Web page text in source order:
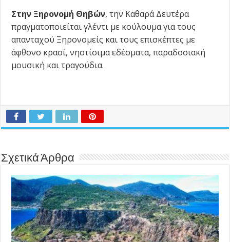
Στην Ξηρονομή Θηβών, την Καθαρά Δευτέρα
πραγματοποιείται γλέντι με κούλουμα για τους
απανταχού Ξηρονομείς και τους επισκέπτες με
άφθονο κρασί, νηστίσιμα εδέσματα, παραδοσιακή
μουσική και τραγούδια.
Σχετικά Άρθρα